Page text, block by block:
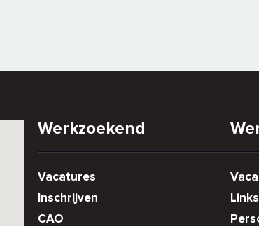
Werkzoekend
Vacatures
Inschrijven
CAO
Links